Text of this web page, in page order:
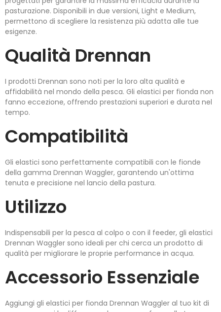
pasturazione. Disponibili in due versioni, Light e Medium,
permettono di scegliere la resistenza più adatta alle tue
esigenze.
Qualità Drennan
I prodotti Drennan sono noti per la loro alta qualità e
affidabilità nel mondo della pesca. Gli elastici per fionda non
fanno eccezione, offrendo prestazioni superiori e durata nel
tempo.
Compatibilità
Gli elastici sono perfettamente compatibili con le fionde
della gamma Drennan Waggler, garantendo un'ottima
tenuta e precisione nel lancio della pastura.
Utilizzo
Indispensabili per la pesca al colpo o con il feeder, gli elastici
Drennan Waggler sono ideali per chi cerca un prodotto di
qualità per migliorare le proprie performance in acqua.
Accessorio Essenziale
Aggiungi gli elastici per fionda Drennan Waggler al tuo kit di